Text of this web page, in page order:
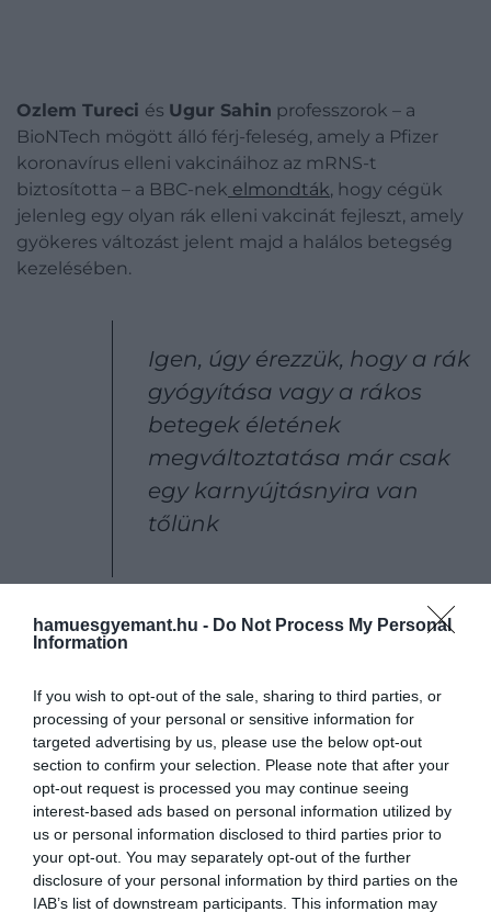
hamuesgyemant.hu - Do Not Process My Personal
Information
If you wish to opt-out of the sale, sharing to third parties, or
processing of your personal or sensitive information for
targeted advertising by us, please use the below opt-out
section to confirm your selection. Please note that after your
opt-out request is processed you may continue seeing
interest-based ads based on personal information utilized by
us or personal information disclosed to third parties prior to
your opt-out. You may separately opt-out of the further
disclosure of your personal information by third parties on the
IAB’s list of downstream participants. This information may
Ozlem Tureci és Ugur Sahin professzorok – a
BioNTech mögött álló férj-feleség, amely a Pfizer
koronavírus elleni vakcináihoz az mRNS-t
biztosította – a BBC-nek elmondták, hogy cégük
jelenleg egy olyan rák elleni vakcinát fejleszt, amely
gyökeres változást jelent majd a halálos betegség
kezelésében.
Igen, úgy érezzük, hogy a rák
gyógyítása vagy a rákos
betegek életének
megváltoztatása már csak
egy karnyújtásnyira van
tőlünk
– mondta Tureci.
kijelentésükben, és szerintük a megfelelő és
hatásos rák elleni vakcinák már 2030 előtt
megjelennek.
Tureci szerint az mRNS-alapú és betegspecifikus rák
elleni vakcinák kutatása vezette el őket a
tüskefehérje felfedezéséhez, amely végül óriási
hátszelet jelentett a jelenlegi COVID-vakcinák
számára. Most pedig a koronavírus-vakcinákból